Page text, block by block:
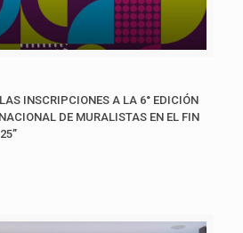
INSCRIPCIONES A LA 6° EDICIÓN
DE MURALISTAS EN EL FIN